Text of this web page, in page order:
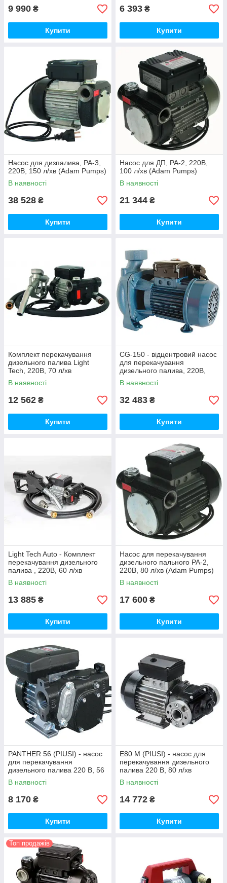
9 990 ₴
Купити
6 393 ₴
Купити
Насос для дизпалива, PA-3,
220В, 150 л/хв (Adam Pumps)
В наявності
38 528 ₴
Купити
Насос для ДП, PA-2, 220В,
100 л/хв (Adam Pumps)
В наявності
21 344 ₴
Купити
Комплект перекачування
дизельного палива Light
Tech, 220В, 70 л/хв
В наявності
12 562 ₴
Купити
CG-150 - відцентровий насос
для перекачування
дизельного палива, 220В,
100-500 л/хв, (Gespasa)
В наявності
32 483 ₴
Купити
Light Tech Auto - Комплект
перекачування дизельного
палива , 220В, 60 л/хв
В наявності
13 885 ₴
Купити
Насос для перекачування
дизельного пального PA-2,
220В, 80 л/хв (Adam Pumps)
В наявності
17 600 ₴
Купити
PANTHER 56 (PIUSI) - насос
для перекачування
дизельного палива 220 В, 56
л/хв
В наявності
8 170 ₴
Купити
E80 M (PIUSI) - насос для
перекачування дизельного
палива 220 В, 80 л/хв
В наявності
14 772 ₴
Купити
Топ продажів